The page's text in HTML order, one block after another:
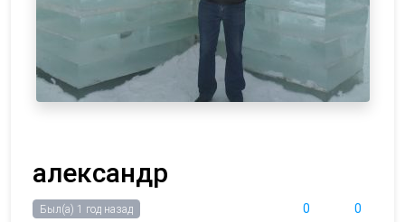
александр
0 0
Был(а) 1 год назад